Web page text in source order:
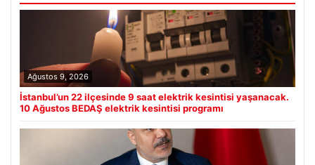
Ağustos 9, 2026
İstanbul’un 22 ilçesinde 9 saat elektrik kesintisi yaşanacak.
10 Ağustos BEDAŞ elektrik kesintisi programı